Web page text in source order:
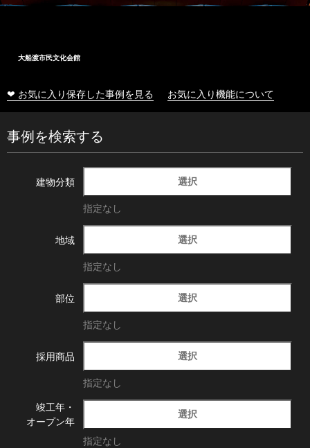
大船渡市民文化会館
❤ お気に入り保存した事例を見る お気に入り機能について
事例を検索する
建物分類 選択
指定なし
地域 選択
指定なし
部位 選択
指定なし
採用商品 選択
指定なし
竣工年・
オープン年
選択
指定なし